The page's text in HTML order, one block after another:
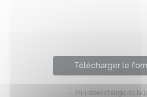
Télécharger le
Ministère chargé de la